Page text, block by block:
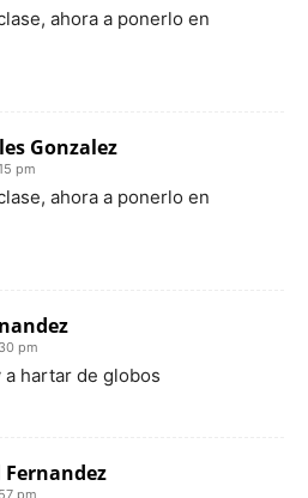
ahora a ponerlo en
Gonzalez
pm
ahora a ponerlo en
pm
a hartar de globos
pm